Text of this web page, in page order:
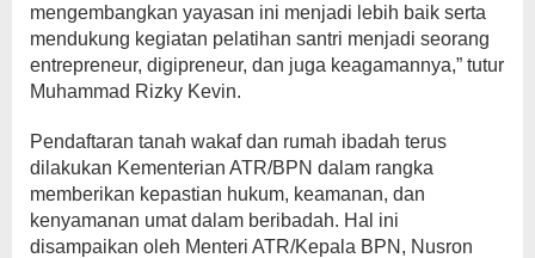
mengembangkan yayasan ini menjadi lebih baik serta
mendukung kegiatan pelatihan santri menjadi seorang
entrepreneur, digipreneur, dan juga keagamannya,” tutur
Muhammad Rizky Kevin.
Pendaftaran tanah wakaf dan rumah ibadah terus
dilakukan Kementerian ATR/BPN dalam rangka
memberikan kepastian hukum, keamanan, dan
kenyamanan umat dalam beribadah. Hal ini
disampaikan oleh Menteri ATR/Kepala BPN, Nusron